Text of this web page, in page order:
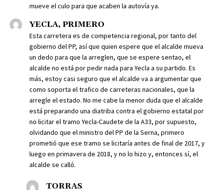
mueve el culo para que acaben la autovía ya.
YECLA, PRIMERO
Esta carretera es de competencia regional, por tanto del
gobierno del PP, así que quien espere que el alcalde mueva
un dedo para que la arreglen, que se espere sentao, el
alcalde no está por pedir nada para Yecla a su partido. Es
más, estoy casi seguro que el alcalde va a argumentar que
como soporta el trafico de carreteras nacionales, que la
arregle el estado. No me cabe la menor duda que el alcalde
está preparando una diatriba contra el gobierno estatal por
no licitar el tramo Yecla-Caudete de la A33, por supuesto,
olvidando que el ministro del PP de la Serna, primero
prometió que ese tramo se licitaría antes de final de 2017, y
luego en primavera de 2018, y no lo hizo y, entonces sí, el
alcalde se calló.
TORRAS